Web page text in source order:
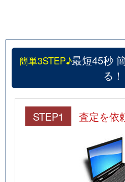
簡単3STEP♪最短45秒
る！
STEP1 査定を依